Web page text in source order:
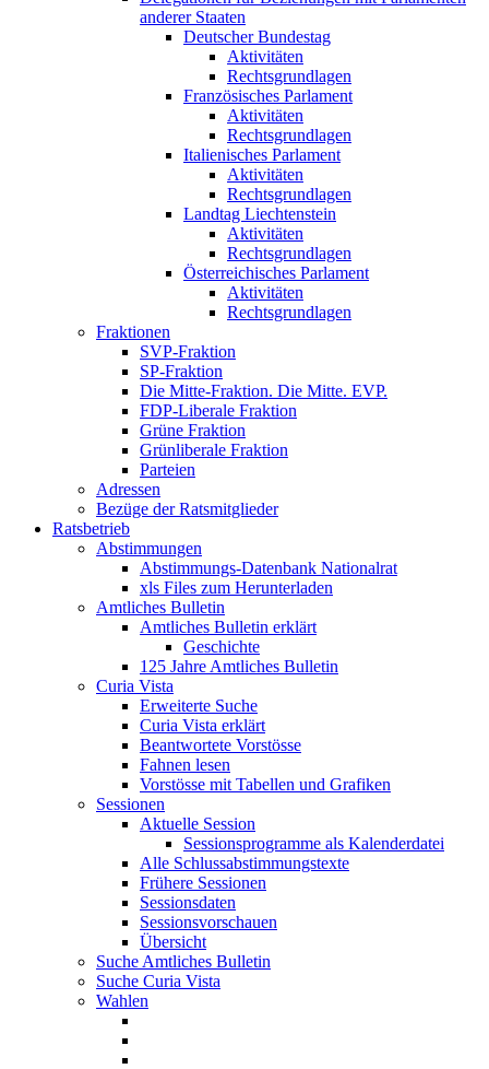
anderer Staaten
Deutscher Bundestag
Aktivitäten
Rechtsgrundlagen
Französisches Parlament
Aktivitäten
Rechtsgrundlagen
Italienisches Parlament
Aktivitäten
Rechtsgrundlagen
Landtag Liechtenstein
Aktivitäten
Rechtsgrundlagen
Österreichisches Parlament
Aktivitäten
Rechtsgrundlagen
Fraktionen
SVP-Fraktion
SP-Fraktion
Die Mitte-Fraktion. Die Mitte. EVP.
FDP-Liberale Fraktion
Grüne Fraktion
Grünliberale Fraktion
Parteien
Adressen
Bezüge der Ratsmitglieder
Ratsbetrieb
Abstimmungen
Abstimmungs-Datenbank Nationalrat
xls Files zum Herunterladen
Amtliches Bulletin
Amtliches Bulletin erklärt
Geschichte
125 Jahre Amtliches Bulletin
Curia Vista
Erweiterte Suche
Curia Vista erklärt
Beantwortete Vorstösse
Fahnen lesen
Vorstösse mit Tabellen und Grafiken
Sessionen
Aktuelle Session
Sessionsprogramme als Kalenderdatei
Alle Schlussabstimmungstexte
Frühere Sessionen
Sessionsdaten
Sessionsvorschauen
Übersicht
Suche Amtliches Bulletin
Suche Curia Vista
Wahlen